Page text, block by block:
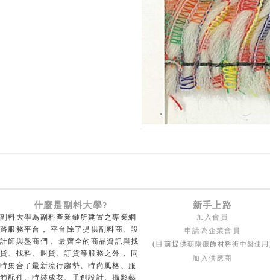
什麼是副料大學? 新手上路
副料大學為副料產業鏈所建置之專業網
路服務平台， 平台除了提供副料商、設
計師與盤商們， 最齊全的商品資訊與找
貨、找料、叫貨、訂貨等服務之外， 同
時集合了最新流行趨勢、時尚風格、服
飾配件、時裝成衣、手創設計、攝影藝
加入會員
申請為企業會員
(目前提供朝陽服飾材料街中盤使用
加入供應商